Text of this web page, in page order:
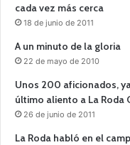
cada vez más cerca
18 de junio de 2011
A un minuto de la gloria
22 de mayo de 2010
Unos 200 aficionados,
último aliento a La Roda
26 de junio de 2011
La Roda habló en el